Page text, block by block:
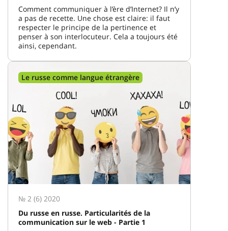
Comment communiquer à l’ère d’Internet? Il n’y
a pas de recette. Une chose est claire: il faut
respecter le principe de la pertinence et
penser à son interlocuteur. Cela a toujours été
ainsi, cependant.
Le russe comme langue étrangère
№ 2 (6) 2020
Du russe en russe. Particularités de la
communication sur le web - Partie 1